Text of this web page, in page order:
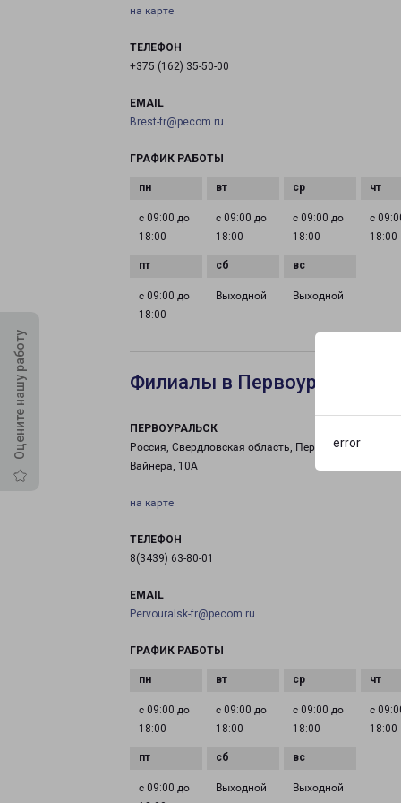
error
Оцените нашу работу
на карте
ТЕЛЕФОН
+375 (162) 35-50-00
EMAIL
Brest-fr@pecom.ru
ГРАФИК РАБОТЫ
с 09:00 до
18:00
с 09:00 до
18:00
с 09:00 до
18:00
с
18:00
с 09:00 до
18:00
Выходной Выходной
Филиалы в Первоуральске
ПЕРВОУРАЛЬСК
Россия, Свердловская область, Первоуральск, улица
Вайнера, 10А
на карте
ТЕЛЕФОН
8(3439) 63-80-01
EMAIL
Pervouralsk-fr@pecom.ru
ГРАФИК РАБОТЫ
с 09:00 до
18:00
с 09:00 до
18:00
с 09:00 до
18:00
с
18:00
с 09:00 до
Выходной Выходной